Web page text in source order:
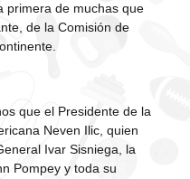
primera de muchas que
de la Comisión de
que el Presidente de la
Neven Ilic, quien
Ivar Sisniega, la
Pompey y toda su